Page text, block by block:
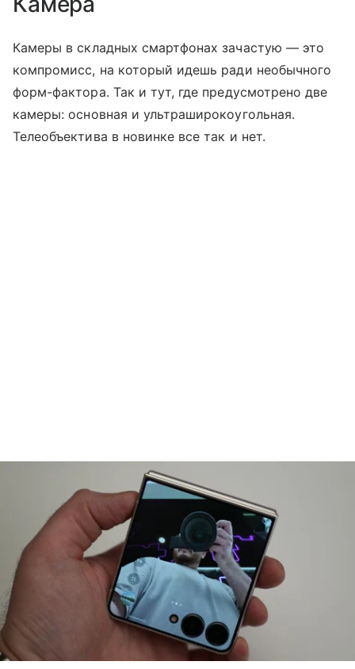
Камеры в складных смартфонах зачастую — это
компромисс, на который идешь ради необычного
форм-фактора. Так и тут, где предусмотрено две
камеры: основная и ультраширокоугольная.
Телеобъектива в новинке все так и нет.